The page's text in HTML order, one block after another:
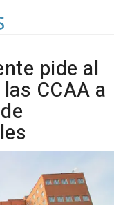
pide al
CCAA a